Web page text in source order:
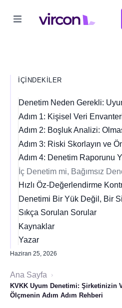
İÇINDEKILER
Adım 3: Riski Skorlayın ve
İç Denetim mi, Bağımsız
Hızlı Öz-Değerlendirme
Denetimi Bir Yük Değil, Bir
Sıkça Sorulan Sorular
Kaynaklar
Yazar
Haziran 25, 2026
Ana Sayfa
›
KVKK Uyum Denetimi: Şirketinizin
Ölçmenin Adım Adım Rehberi